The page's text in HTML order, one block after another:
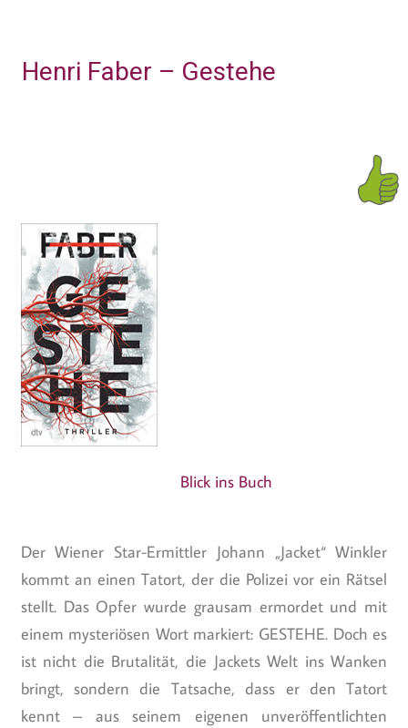
Henri Faber – Gestehe
Blick ins Buch
Der Wiener Star-Ermittler Johann „Jacket“ Winkler
kommt an einen Tatort, der die Polizei vor ein Rätsel
stellt. Das Opfer wurde grausam ermordet und mit
einem mysteriösen Wort markiert: GESTEHE. Doch es
ist nicht die Brutalität, die Jackets Welt ins Wanken
bringt, sondern die Tatsache, dass er den Tatort
kennt – aus seinem eigenen unveröffentlichten